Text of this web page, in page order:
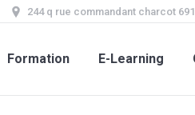
244 q rue commandant charcot
Formation E-Learning